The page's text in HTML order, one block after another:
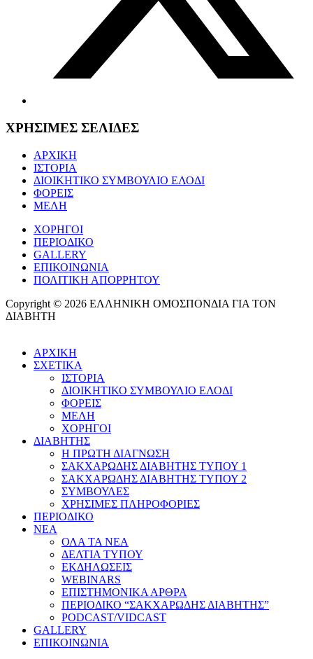
ΧΡΗΣΙΜΕΣ ΣΕΛΙΔΕΣ
ΑΡΧΙΚΗ
ΙΣΤΟΡΙΑ
ΔΙΟΙΚΗΤΙΚΟ ΣΥΜΒΟΥΛΙΟ ΕΛΟΔΙ
ΦΟΡΕΙΣ
ΜΕΛΗ
ΧΟΡΗΓΟΙ
ΠΕΡΙΟΔΙΚΟ
GALLERY
ΕΠΙΚΟΙΝΩΝΙΑ
ΠΟΛΙΤΙΚΗ ΑΠΟΡΡΗΤΟΥ
Copyright © 2026 ΕΛΛΗΝΙΚΗ ΟΜΟΣΠΟΝΔΙΑ ΓΙΑ ΤΟΝ
ΔΙΑΒΗΤΗ
ΑΡΧΙΚΗ
ΣΧΕΤΙΚΑ
ΙΣΤΟΡΙΑ
ΔΙΟΙΚΗΤΙΚΟ ΣΥΜΒΟΥΛΙΟ ΕΛΟΔΙ
ΦΟΡΕΙΣ
ΜΕΛΗ
ΧΟΡΗΓΟΙ
ΔΙΑΒΗΤΗΣ
Η ΠΡΩΤΗ ΔΙΑΓΝΩΣΗ
ΣΑΚΧΑΡΩΔΗΣ ΔΙΑΒΗΤΗΣ ΤΥΠΟΥ 1
ΣΑΚΧΑΡΩΔΗΣ ΔΙΑΒΗΤΗΣ ΤΥΠΟΥ 2
ΣΥΜΒΟΥΛΕΣ
ΧΡΗΣΙΜΕΣ ΠΛΗΡΟΦΟΡΙΕΣ
ΠΕΡΙΟΔΙΚΟ
ΝΕΑ
ΟΛΑ ΤΑ ΝΕΑ
ΔΕΛΤΙΑ ΤΥΠΟΥ
ΕΚΔΗΛΩΣΕΙΣ
WEBINARS
ΕΠΙΣΤΗΜΟΝΙΚΑ ΑΡΘΡΑ
ΠΕΡΙΟΔΙΚΟ “ΣΑΚΧΑΡΩΔΗΣ ΔΙΑΒΗΤΗΣ”
PODCAST/VIDCAST
GALLERY
ΕΠΙΚΟΙΝΩΝΙΑ